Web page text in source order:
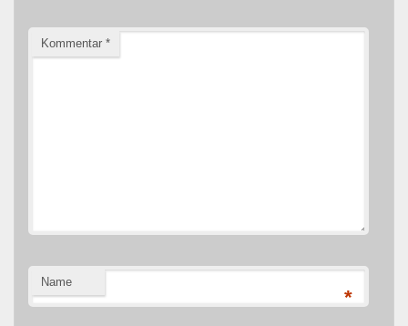
Kommentar *
Name
*